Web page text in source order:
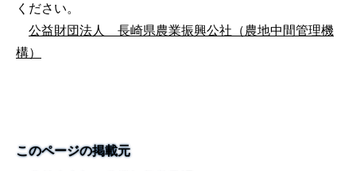
ください。
公益財団法人 長崎県農業振興公社（農地中間管理機
構）
このページの掲載元